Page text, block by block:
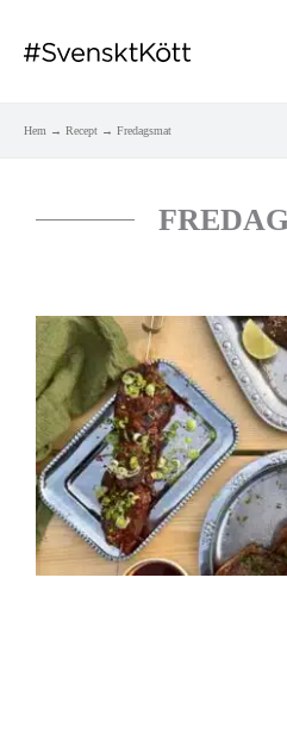
Hem Recept Fredagsmat
Sida